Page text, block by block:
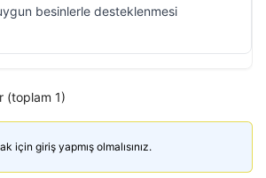
besinlerle desteklenmesi
(toplam 1)
için giriş yapmış olmalısınız.